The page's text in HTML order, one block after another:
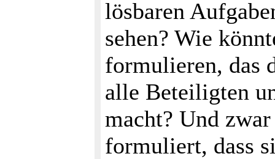
lösbaren
sehen? Wie
formulieren, das
alle Beteiligten
macht? Und
formuliert, dass